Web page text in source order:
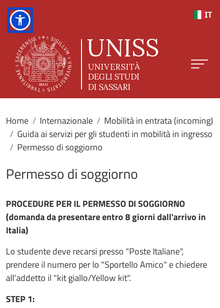
IT
Home Internazionale
Mobilità in entrata (incoming)
Guida ai servizi per gli studenti in mobilità in ingresso
Permesso di soggiorno
Permesso di soggiorno
PROCEDURE PER IL PERMESSO DI SOGGIORNO
(domanda da presentare entro 8 giorni dall'arrivo in
Italia)
Lo studente deve recarsi presso "Poste Italiane",
prendere il numero per lo "Sportello Amico" e chiedere
all'addetto il "kit giallo/Yellow kit".
STEP 1: